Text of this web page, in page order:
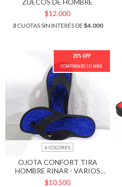
ZUECOS DE HOMBRE
$12.000
3CUOTAS SIN INTERÉS DE $4.000
25% OFF
COMPRANDO 2 O MÁS
6 COLORES
OJOTA CONFORT TIRA
HOMBRE RINAR - VARIOS
COLORES
$10.500